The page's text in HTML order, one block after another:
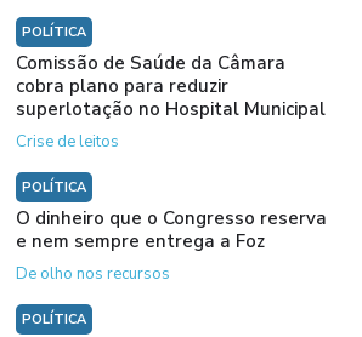
POLÍTICA
Comissão de Saúde da Câmara
cobra plano para reduzir
superlotação no Hospital Municipal
Crise de leitos
POLÍTICA
O dinheiro que o Congresso reserva
e nem sempre entrega a Foz
De olho nos recursos
POLÍTICA